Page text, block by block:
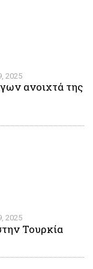
2025
ανοιχτά της
2025
Τουρκία